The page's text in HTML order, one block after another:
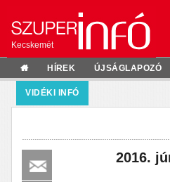
Kecskemét
HÍREK ÚJSÁGLAPOZÓ
VIDÉKI INFÓ
2016.